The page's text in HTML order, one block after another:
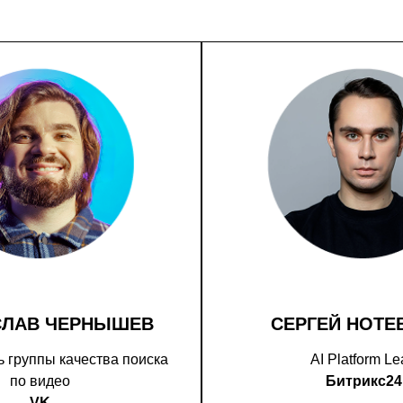
ЧЕРНЫШЕВ
группы качества поиска
по видео
СЕРГЕЙ
AI Platform
Битрикс24